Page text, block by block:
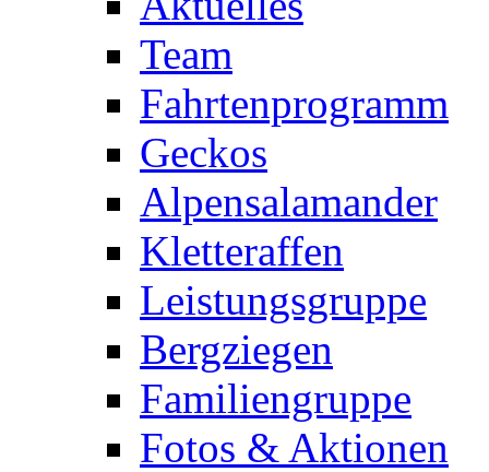
Team
Fahrtenprogramm
Geckos
Alpensalamander
Kletteraffen
Leistungsgruppe
Bergziegen
Familiengruppe
Fotos & Aktionen